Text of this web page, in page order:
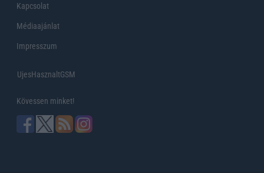
Kapcsolat
Médiaajánlat
Impresszum
UjesHasznaltGSM
Kövessen minket!